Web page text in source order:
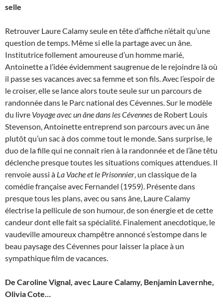
selle
Retrouver Laure Calamy seule en tête d’affiche n’était qu’une
question de temps. Même si elle la partage avec un âne.
Institutrice follement amoureuse d’un homme marié,
Antoinette a l’idée évidemment saugrenue de le rejoindre là où
il passe ses vacances avec sa femme et son fils. Avec l’espoir de
le croiser, elle se lance alors toute seule sur un parcours de
randonnée dans le Parc national des Cévennes. Sur le modèle
du livre Voyage avec un âne dans les Cévennesde Robert Louis
Stevenson, Antoinette entreprend son parcours avec un âne
plutôt qu’un sac à dos comme tout le monde. Sans surprise, le
duo de la fille qui ne connait rien à la randonnée et de l’âne têtu
déclenche presque toutes les situations comiques attendues. Il
renvoie aussi à La Vache et le Prisonnier, un classique de la
comédie française avec Fernandel (1959). Présente dans
presque tous les plans, avec ou sans âne, Laure Calamy
électrise la pellicule de son humour, de son énergie et de cette
candeur dont elle fait sa spécialité. Finalement anecdotique, le
vaudeville amoureux champêtre annoncé s’estompe dans le
beau paysage des Cévennes pour laisser la place à un
sympathique film de vacances.
De Caroline Vignal, avec Laure Calamy, Benjamin Lavernhe,
Olivia Cote…